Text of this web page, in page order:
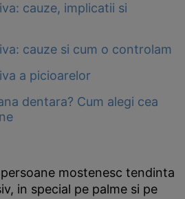
cauze, implicatii si
cauze si cum o controlam
a picioarelor
dentara? Cum alegi cea
mostenesc tendinta
in special pe palme si pe